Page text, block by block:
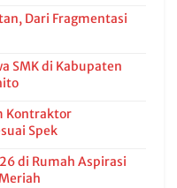
Dari Fragmentasi
SMK di Kabupaten
Kontraktor
Spek
di Rumah Aspirasi